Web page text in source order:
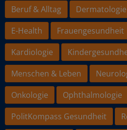
Beruf & Alltag
Dermatologie
E-Health
Frauengesundheit
Kardiologie
Menschen & Leben
Onkologie
Ophthalmologie
PolitKompass Gesundheit